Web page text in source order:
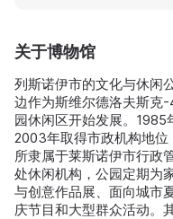
关于博物馆
列斯诺伊市的文化与休闲
边作为斯维尔德洛夫斯克
园休闲区开始发展。1985
2003年取得市政机构地位
所隶属于莱斯诺伊市行政
处休闲机构，公园定期为
与创意作品展、面向城市
庆节目和大型群众活动。